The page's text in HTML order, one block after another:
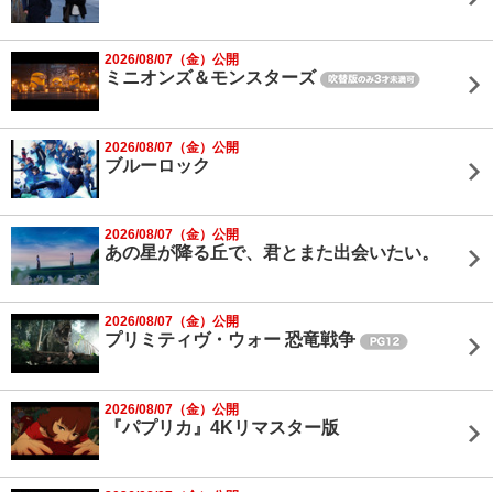
2026/08/07（金）公開
ミニオンズ＆モンスターズ
2026/08/07（金）公開
ブルーロック
2026/08/07（金）公開
あの星が降る丘で、君とまた出会いたい。
2026/08/07（金）公開
プリミティヴ・ウォー 恐竜戦争
2026/08/07（金）公開
『パプリカ』4Kリマスター版